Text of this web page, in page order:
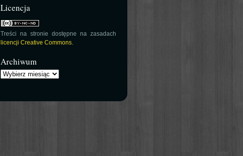
Licencja
Treści na stronie dostępne na zasadach
licencji Creative Commons.
Archiwum
Archiwum